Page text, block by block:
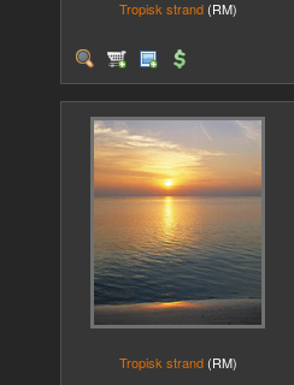
Tropisk strand (RM)
Tropisk strand (RM)